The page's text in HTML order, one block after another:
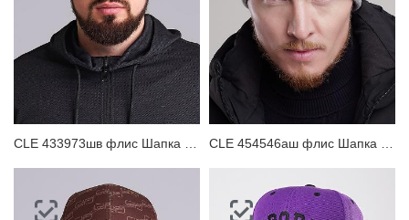
CLE 433973шв флис Шапка мужская CLE 454546аш флис Шапка мужская